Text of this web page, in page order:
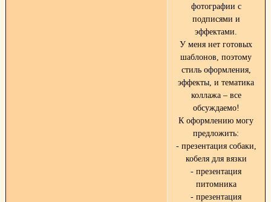
фотографии с
подписями и
эффектами.
У меня нет готовых
шаблонов, поэтому
стиль оформления,
эффекты, и тематика
коллажа – все
обсуждаемо!
К оформлению могу
предложить:
- презентация собаки,
кобеля для вязки
- презентация
питомника
- презентация